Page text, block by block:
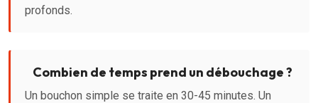
profonds.
Combien de temps prend un débouchage ?
Un bouchon simple se traite en 30-45 minutes. Un